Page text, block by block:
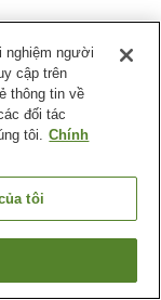
nghiệm người
cập trên
thông tin về
đối tác
tôi. Chính
tôi